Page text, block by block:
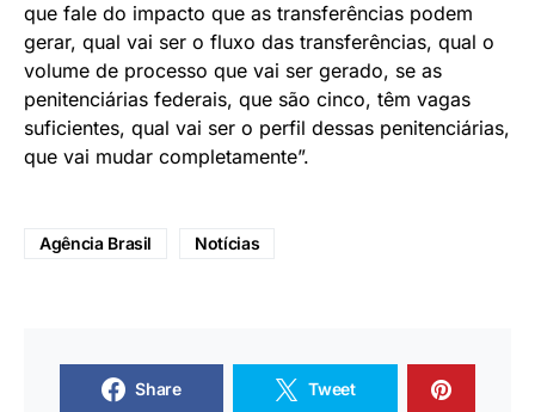
que fale do impacto que as transferências podem
gerar, qual vai ser o fluxo das transferências, qual o
volume de processo que vai ser gerado, se as
penitenciárias federais, que são cinco, têm vagas
suficientes, qual vai ser o perfil dessas penitenciárias,
que vai mudar completamente”.
Agência Brasil Notícias
Share Tweet